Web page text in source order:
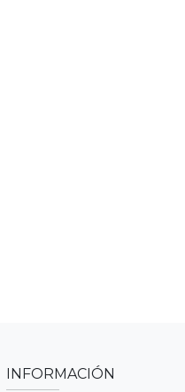
INFORMACIÓN